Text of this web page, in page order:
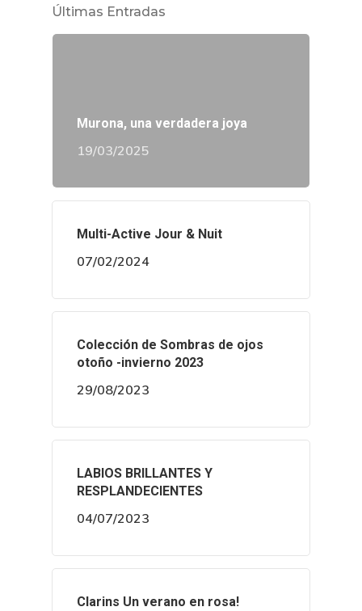
Últimas Entradas
Murona, una verdadera joya
19/03/2025
Multi-Active Jour & Nuit
07/02/2024
Colección de Sombras de ojos
otoño -invierno 2023
29/08/2023
LABIOS BRILLANTES Y
RESPLANDECIENTES
04/07/2023
Clarins Un verano en rosa!